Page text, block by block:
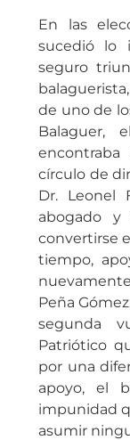
En las
sucedió lo
seguro
de uno de
Balaguer,
círculo de
Dr. Leonel
abogado
convertirse
tiempo,
Peña
segunda
Patriótico
por una
apoyo, el
impunidad
asumir